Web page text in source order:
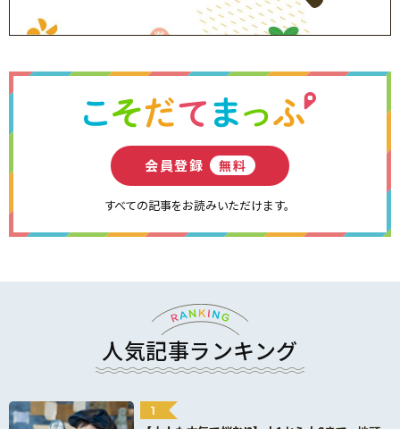
会員登録 無料
すべての記事をお読みいただけます。
人気記事ランキング
1